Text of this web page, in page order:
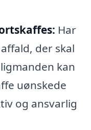
Har
der skal
kan
uønskede
og ansvarlig